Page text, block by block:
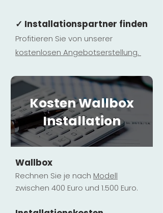
✓ Installationspartner finden
Profitieren Sie von unserer
kostenlosen Angebotserstellung.
Kosten Wallbox
Installation
Wallbox
Rechnen Sie je nach Modell
zwischen 400 Euro und 1.500 Euro.